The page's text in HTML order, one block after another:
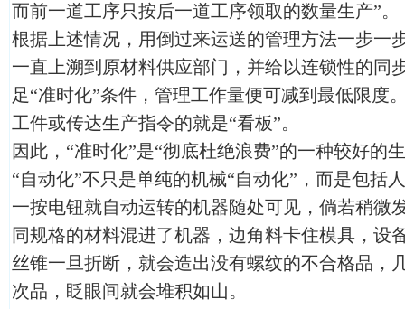
而前一道工序只按后一道工序领取的数量生产”。
根据上述情况，用倒过来运送的管理方法一步一
一直上溯到原材料供应部门，并给以连锁性的同
足“准时化”条件，管理工作量便可减到最低限度
工件或传达生产指令的就是“看板”。
因此，“准时化”是“彻底杜绝浪费”的一种较好的
“自动化”不只是单纯的机械“自动化”，而是包括
一按电钮就自动运转的机器随处可见，倘若稍微
同规格的材料混进了机器，边角料卡住模具，设
丝锥一旦折断，就会造出没有螺纹的不合格品，
次品，眨眼间就会堆积如山。